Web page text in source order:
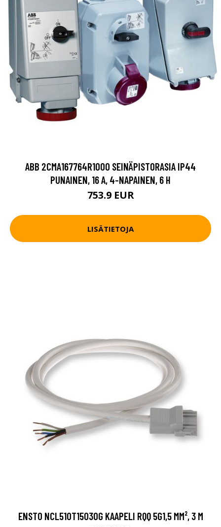
ABB 2CMA167764R1000 SEINÄPISTORASIA IP44
PUNAINEN, 16 A, 4-NAPAINEN, 6 H
753.9 EUR
LISÄTIETOJA
ENSTO NCL510T15030G KAAPELI RQQ 5G1,5 MM², 3 M